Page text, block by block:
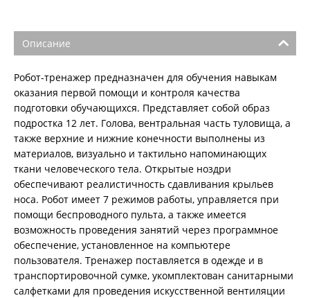
Описание
Робот-тренажер предназначен для обучения навыкам
оказания первой помощи и контроля качества
подготовки обучающихся. Представляет собой образ
подростка 12 лет. Голова, вентральная часть туловища, а
также верхние и нижние конечности выполнены из
материалов, визуально и тактильно напоминающих
ткани человеческого тела. Открытые ноздри
обеспечивают реалистичность сдавливания крыльев
носа. Робот имеет 7 режимов работы, управляется при
помощи беспроводного пульта, а также имеется
возможность проведения занятий через программное
обеспечение, установленное на компьютере
пользователя. Тренажер поставляется в одежде и в
транспортировочной сумке, укомплектован санитарными
салфетками для проведения искусственной вентиляции